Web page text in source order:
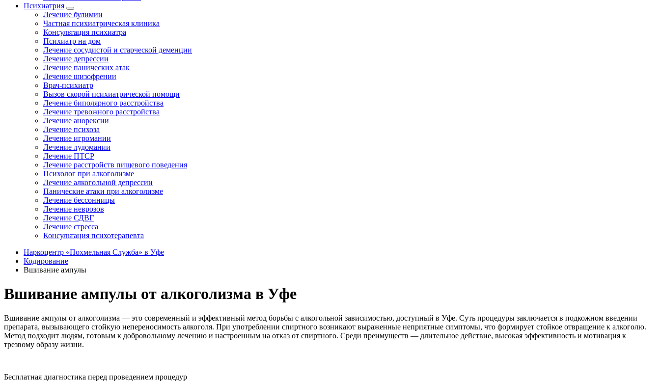
Психиатрия
Лечение булимии
Частная психиатрическая клиника
Консультация психиатра
Психиатр на дом
Лечение сосудистой и старческой деменции
Лечение депрессии
Лечение панических атак
Лечение шизофрении
Врач-психиатр
Вызов скорой психиатрической помощи
Лечение биполярного расстройства
Лечение тревожного расстройства
Лечение анорексии
Лечение психоза
Лечение игромании
Лечение лудомании
Лечение ПТСР
Лечение расстройств пищевого поведения
Психолог при алкоголизме
Лечение алкогольной депрессии
Панические атаки при алкоголизме
Лечение бессонницы
Лечение неврозов
Лечение СДВГ
Лечение стресса
Консультация психотерапевта
Наркоцентр «Похмельная Служба» в Уфе
Кодирование
Вшивание ампулы
Вшивание ампулы от алкоголизма в Уфе
Вшивание ампулы от алкоголизма — это современный и эффективный метод борьбы с алкогольной зависимостью, доступный в Уфе. Суть процедуры заключается в подкожном введении
препарата, вызывающего стойкую непереносимость алкоголя. При употреблении спиртного возникают выраженные неприятные симптомы, что формирует стойкое отвращение к алкоголю.
Метод подходит людям, готовым к добровольному лечению и настроенным на отказ от спиртного. Среди преимуществ — длительное действие, высокая эффективность и мотивация к
трезвому образу жизни.
Бесплатная диагностика перед проведением процедур